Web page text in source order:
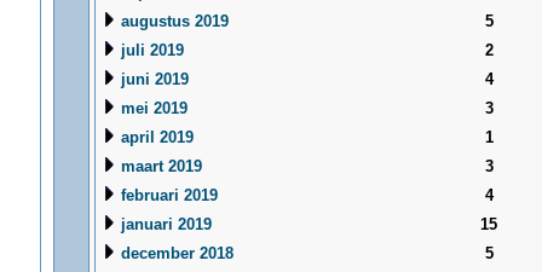
augustus 2019
5
juli 2019
2
juni 2019
4
mei 2019
3
april 2019
1
maart 2019
3
februari 2019
4
januari 2019
15
december 2018
5